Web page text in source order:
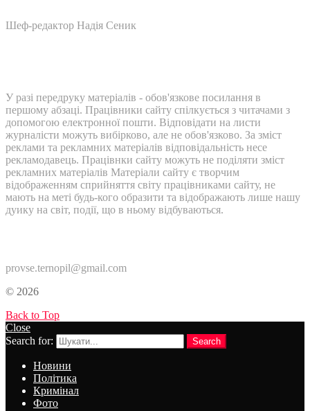
Шеф-редактор Надія Сеник
У разі передруку матеріалів - обов'язкове посилання в
першому абзаці. Працівники сайту спілкується з читачами з
допомогою електронної пошти. Відповідати на листи
журналісти можуть вибірково, але не обов'язково. За зміст
реклами та рекламних матеріалів відповідальність несе
рекламодавець. Працівнки сайту можуть не поділяти зміст
рекламних матеріалів Матеріали сайту є творчим
відображенням сприйняття світу працівниками сайту, не
мають на меті будь-кого образити та відображають лише нашу
дуику на світ, події, що в ньому відбуваються.
provse.ternopil@gmail.com
© 2026
Back to Top
Close
Search for:
Search
Новини
Політика
Кримінал
Фото